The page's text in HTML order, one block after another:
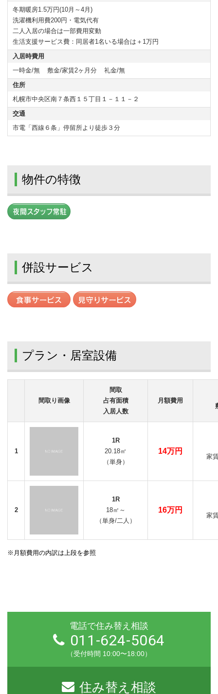
冬期暖房1.5万円(10月～4月)
洗濯機利用費200円・電気代有
二人入居の場合は一部費用変動
生活支援サービス費：同居者1名いる場合は＋1万円
入居時費用
一時金/無
敷金/家賃2ヶ月分
礼金/無
住所
札幌市中央区南７条西１５丁目１－１１－２
交通
市電「西線６条」停留所より徒歩３分
物件の特徴
併設サービス
プラン・居室設備
間取り画像
間取
占有面積
入居人数
月額費用
1
1R
20.18㎡
（単身）
14万円
家
2
1R
18㎡～
（単身/二人）
16万円
家
※月額費用の内訳は上段を参照
電話で住み替え相談
011-624-5064
（受付時間 10:00〜18:00）
住み替え相談